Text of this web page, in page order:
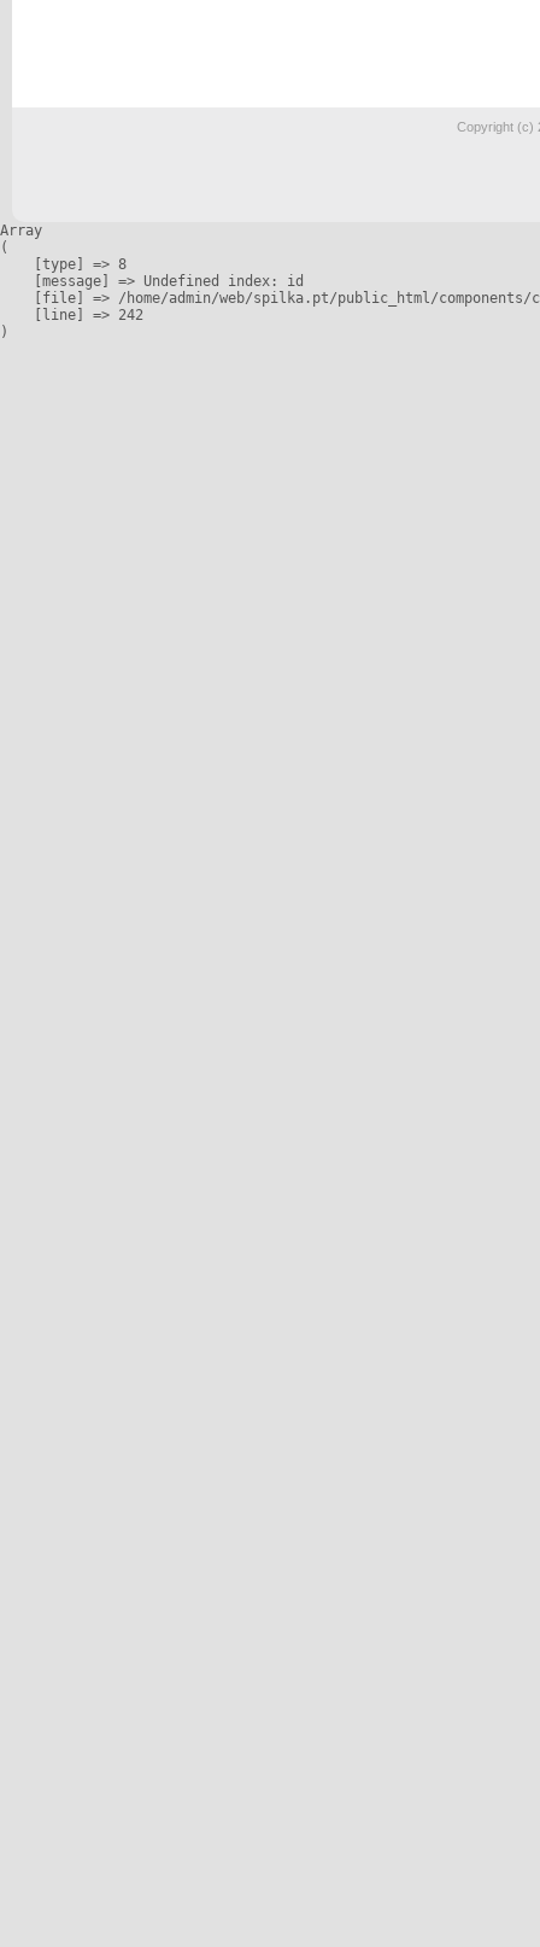
Copyright (c)
Array
(
    [type] => 8
    [message] => Undefined index: id
[file] => /home/admin/web/spilka.pt/public_html/
    [line] => 242